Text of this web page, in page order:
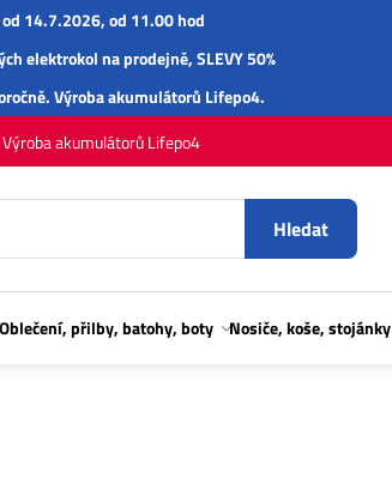
14.7.2026, od 11.00 hod
elektrokol na prodejně, SLEVY 50%
Výroba akumulátorů Lifepo4.
Výroba akumulátorů Lifepo4
Hledat
Oblečení, přilby, batohy, boty Nosiče, koše, stojánky